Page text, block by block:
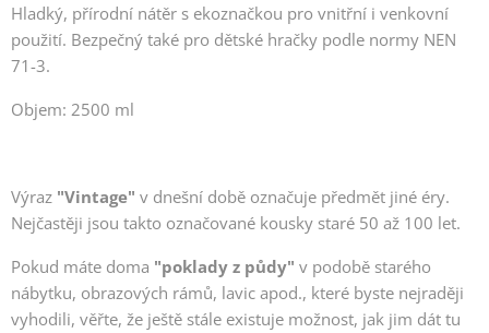
Hladký, přírodní nátěr s ekoznačkou pro vnitřní i venkovní
použití. Bezpečný také pro dětské hračky podle normy NEN
71-3.
Objem: 2500 ml
Výraz "Vintage" v dnešní době označuje předmět jiné éry.
Nejčastěji jsou takto označované kousky staré 50 až 100 let.
Pokud máte doma "poklady z půdy" v podobě starého
nábytku, obrazových rámů, lavic apod., které byste nejraději
vyhodili, věřte, že ještě stále existuje možnost, jak jim dát tu